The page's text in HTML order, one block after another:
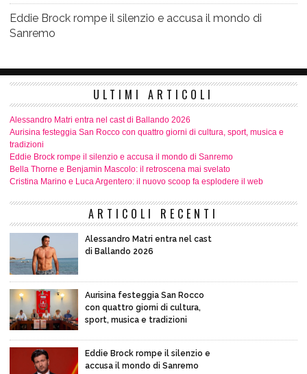
Eddie Brock rompe il silenzio e accusa il mondo di
Sanremo
ULTIMI ARTICOLI
Alessandro Matri entra nel cast di Ballando 2026
Aurisina festeggia San Rocco con quattro giorni di cultura, sport, musica e
tradizioni
Eddie Brock rompe il silenzio e accusa il mondo di Sanremo
Bella Thorne e Benjamin Mascolo: il retroscena mai svelato
Cristina Marino e Luca Argentero: il nuovo scoop fa esplodere il web
ARTICOLI RECENTI
Alessandro Matri entra nel cast
di Ballando 2026
Aurisina festeggia San Rocco
con quattro giorni di cultura,
sport, musica e tradizioni
Eddie Brock rompe il silenzio e
accusa il mondo di Sanremo